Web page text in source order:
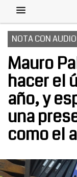
NOTA CON AUDIO
Mauro
hacer el
año, y
una
como el